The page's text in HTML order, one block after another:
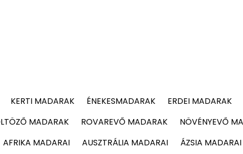
KERTI MADARAK ÉNEKESMADARAK ERDEI MADARAK
MADARAK ROVAREVŐ MADARAK NÖVÉNYEVŐ
AFRIKA MADARAI AUSZTRÁLIA MADARAI ÁZSIA MADARAI